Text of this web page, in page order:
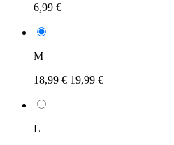
6,99 €
M
18,99 € 19,99 €
L